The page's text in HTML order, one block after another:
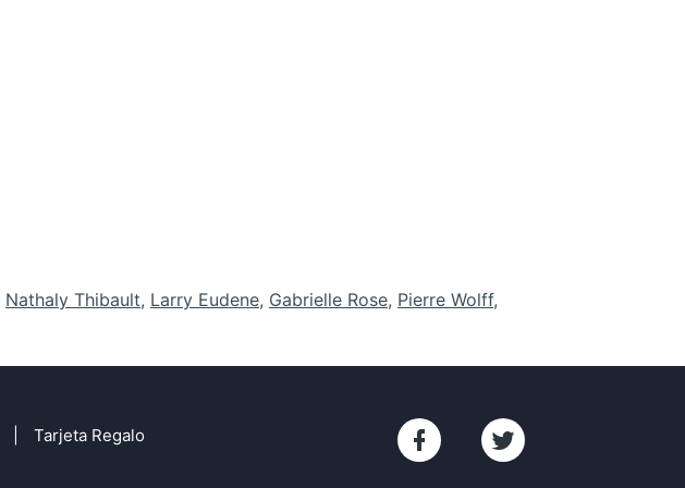
Nathaly Thibault, Larry Eudene, Gabrielle Rose, Pierre Wolff,
Tarjeta Regalo